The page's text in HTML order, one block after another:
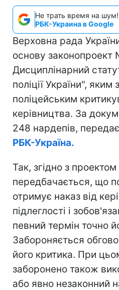
Не трать время на шум!
РБК-Украина в Google
Верховна рада
основу
Дисциплінарний
поліції України",
поліцейським
керівництва. За
248 нардепів,
РБК-Україна.
Так, згідно з проектом
передбачається, що
отримує наказ від
підлеглості і
певний термін точно
Забороняється
його критика. При
заборонено також
або явно незаконний